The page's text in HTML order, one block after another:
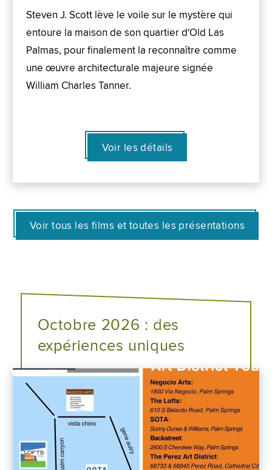
Steven J. Scott lève le voile sur le mystère qui
entoure la maison de son quartier d'Old Las
Palmas, pour finalement la reconnaître comme
une œuvre architecturale majeure signée
William Charles Tanner.
Voir les détails
Voir tous les films et toutes les présentations
Octobre 2026 : des
expériences uniques